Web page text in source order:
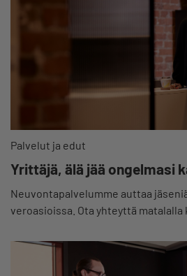
Palvelut ja edut
Yrittäjä, älä jää ongelmasi
Neuvontapalvelumme auttaa
veroasioissa. Ota yhteyttä matalalla